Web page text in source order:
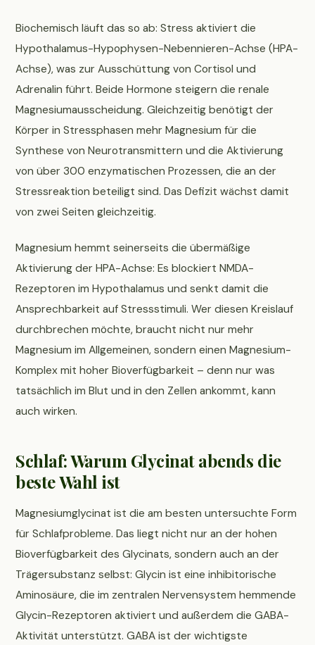
Biochemisch läuft das so ab: Stress aktiviert die
Hypothalamus-Hypophysen-Nebennieren-Achse (HPA-
Achse), was zur Ausschüttung von Cortisol und
Adrenalin führt. Beide Hormone steigern die renale
Magnesiumausscheidung. Gleichzeitig benötigt der
Körper in Stressphasen mehr Magnesium für die
Synthese von Neurotransmittern und die Aktivierung
von über 300 enzymatischen Prozessen, die an der
Stressreaktion beteiligt sind. Das Defizit wächst damit
von zwei Seiten gleichzeitig.
Magnesium hemmt seinerseits die übermäßige
Aktivierung der HPA-Achse: Es blockiert NMDA-
Rezeptoren im Hypothalamus und senkt damit die
Ansprechbarkeit auf Stressstimuli. Wer diesen Kreislauf
durchbrechen möchte, braucht nicht nur mehr
Magnesium im Allgemeinen, sondern einen Magnesium-
Komplex mit hoher Bioverfügbarkeit – denn nur was
tatsächlich im Blut und in den Zellen ankommt, kann
auch wirken.
Schlaf: Warum Glycinat abends die
beste Wahl ist
Magnesiumglycinat ist die am besten untersuchte Form
für Schlafprobleme. Das liegt nicht nur an der hohen
Bioverfügbarkeit des Glycinats, sondern auch an der
Trägersubstanz selbst: Glycin ist eine inhibitorische
Aminosäure, die im zentralen Nervensystem hemmende
Glycin-Rezeptoren aktiviert und außerdem die GABA-
Aktivität unterstützt. GABA ist der wichtigste